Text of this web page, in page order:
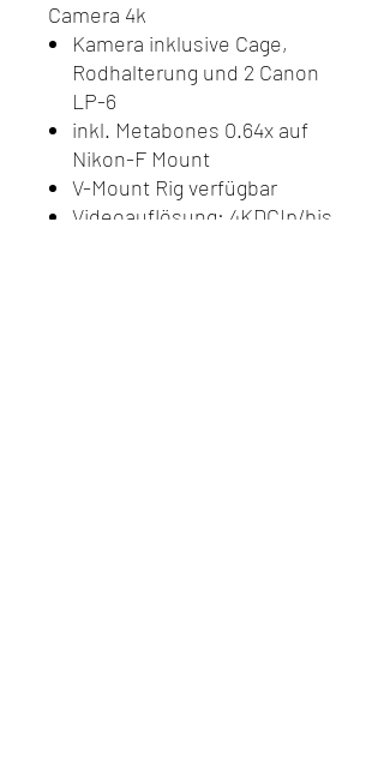
Camera 4k
Kamera inklusive Cage,
Rodhalterung und 2 Canon
LP-6
inkl. Metabones 0.64x auf
Nikon-F Mount
V-Mount Rig verfügbar
Videoauflösung: 4KDCIp/bis